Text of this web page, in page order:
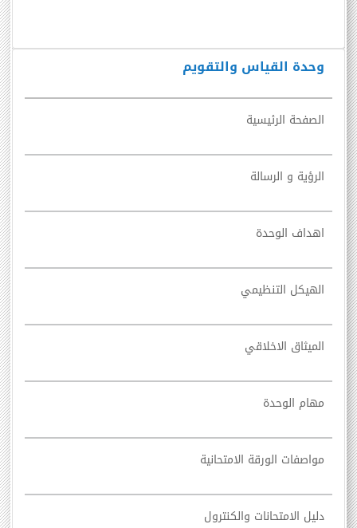
وحدة القياس والتقويم
الصفحة الرئيسية
الرؤية و الرسالة
اهداف الوحدة
الهيكل التنظيمي
الميثاق الاخلاقي
مهام الوحدة
مواصفات الورقة الامتحانية
دليل الامتحانات والكنترول